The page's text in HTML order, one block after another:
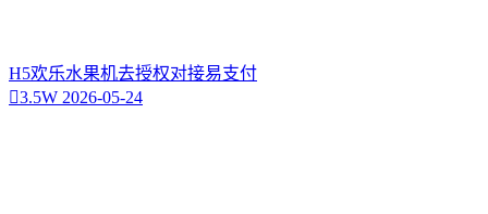
H5欢乐水果机去授权对接易支付
3.5W 2026-05-24